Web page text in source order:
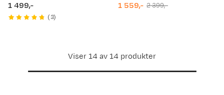
price
1 499,-
(3)
discounted
1 559,-
original
2 399,-
Viser 14 av 14 produkter